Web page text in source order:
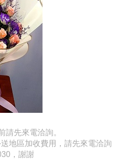
請先來電洽詢。
地區加收費用，請先來電洽詢
，謝謝